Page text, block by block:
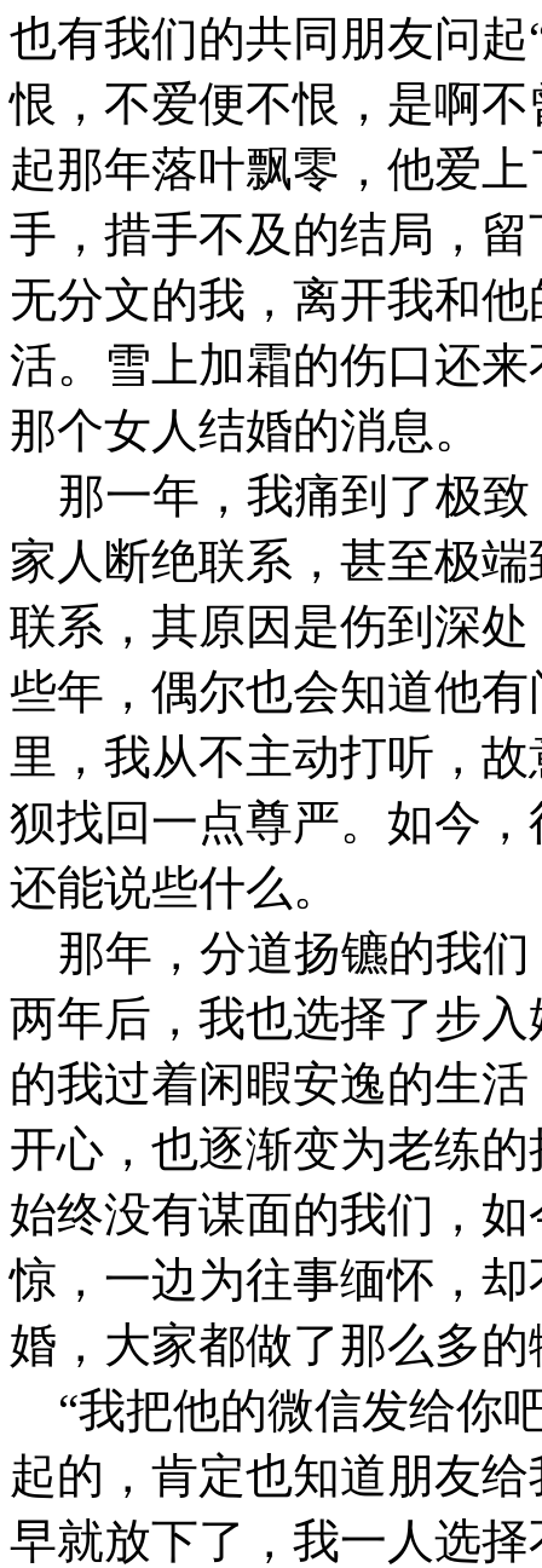
也有我们的共同朋友问
恨，不爱便不恨，是啊
起那年落叶飘零，他爱
手，措手不及的结局，
无分文的我，离开我和
活。雪上加霜的伤口还
那个女人结婚的消息。
那一年，我痛到了极致
家人断绝联系，甚至极
联系，其原因是伤到深
些年，偶尔也会知道他
里，我从不主动打听，
狈找回一点尊严。如今
还能说些什么。
那年，分道扬镳的我们
两年后，我也选择了步
的我过着闲暇安逸的生
开心，也逐渐变为老练
始终没有谋面的我们，
惊，一边为往事缅怀，
婚，大家都做了那么多
“我把他的微信发给你
起的，肯定也知道朋友
早就放下了，我一人选